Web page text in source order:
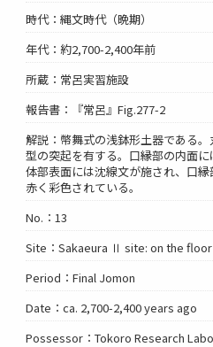
時代：縄文時代（晩期）
年代：約2,700-2,400年前
所蔵：常呂実習施設
報告書：『常呂』Fig.277-2
解説：幣舞式の浅鉢形土器である
型の突起を有する。口縁部の内面
体部表面には沈線文が施され、口
赤く彩色されている。
No.：13
Site：Sakaeura Ⅱ site: on the floor
Period：Final Jomon
Date：ca. 2,700-2,400 years ago
Possessor：Tokoro Research